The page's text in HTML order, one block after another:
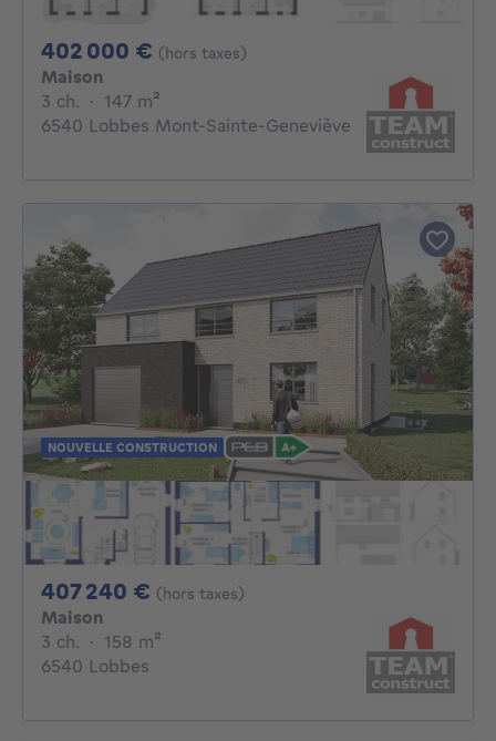
402 000 € 402000€
(hors taxes)
Maison
3 ch. 3 chambres
· 147 m²
6540 Lobbes Mont-Sainte-Geneviève
NOUVELLE CONSTRUCTION
407 240 € 407240€
(hors taxes)
Maison
3 ch. 3 chambres
· 158 m²
6540 Lobbes